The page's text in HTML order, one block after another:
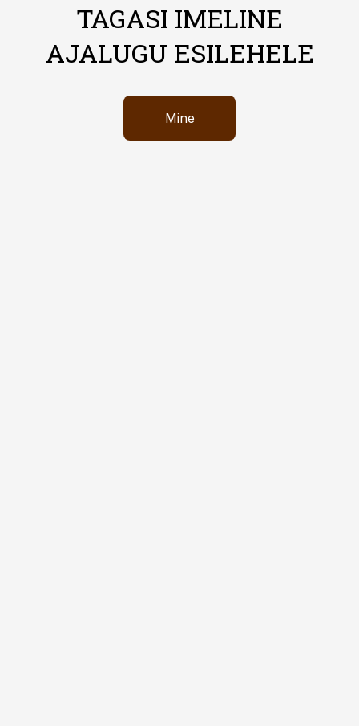
TAGASI IMELINE
AJALUGU ESILEHELE
Mine